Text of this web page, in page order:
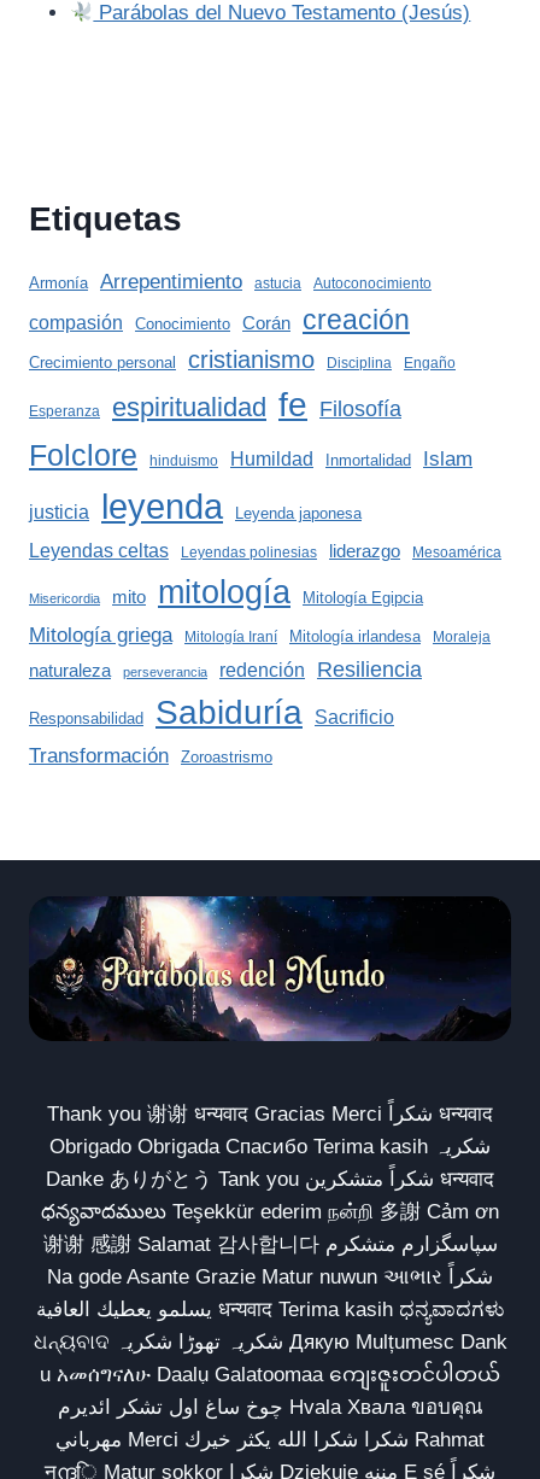
Parábolas del Nuevo Testamento (Jesús)
Etiquetas
Armonía Arrepentimiento astucia Autoconocimiento
compasión Conocimiento Corán creación
Crecimiento personal cristianismo Disciplina Engaño
Esperanza espiritualidad fe Filosofía
Folclore hinduismo Humildad Inmortalidad Islam
justicia leyenda Leyenda japonesa
Leyendas celtas Leyendas polinesias liderazgo Mesoamérica
Misericordia mito mitología Mitología Egipcia
Mitología griega Mitología Iraní Mitología irlandesa Moraleja
naturaleza perseverancia redención Resiliencia
Responsabilidad Sabiduría Sacrificio
Transformación Zoroastrismo
Thank you 谢谢 धन्यवाद Gracias Merci شكراً धन्यवाद
Obrigado Obrigada Спасибо Terima kasih شکریہ
Danke ありがとう Tank you شكراً متشكرين धन्यवाद
ధన్యవాదములు Teşekkür ederim நன்றி 多謝 Cảm ơn
谢谢 感謝 Salamat 감사합니다 سپاسگزارم متشکرم
Na gode Asante Grazie Matur nuwun આભાર شكراً
يسلمو يعطيك العافية धन्यवाद Terima kasih ಧನ್ಯವಾದಗಳು
ଧନ୍ୟବାଦ شکریہ تھوڑا شکریہ Дякую Mulțumesc Dank
u አመሰግናለሁ Daalụ Galatoomaa ကျေးဇူးတင်ပါတယ်
چوخ ساغ اول تشکر ائدیرم Hvala Хвала ขอบคุณ
مهرباني Merci شكرا شكرا الله يكثر خيرك Rahmat
नന്ദि Matur sokkor شكرا Dziękuję مننه Ẹ ṣé شكراً